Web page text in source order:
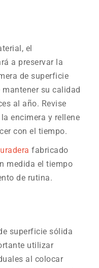
el
a preservar la
de superficie
su calidad
al año. Revise
encimera y rellene
con el tiempo.
fabricado
medida el tiempo
de rutina.
superficie sólida
utilizar
al colocar